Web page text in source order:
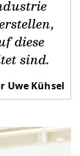
diese
sind.
Uwe Kühsel